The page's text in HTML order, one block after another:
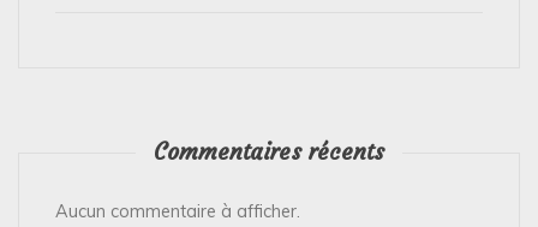
Commentaires récents
Aucun commentaire à afficher.